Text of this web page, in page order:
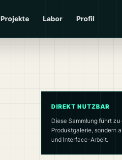
Projekte Labor Profil
DIREKT NUTZBAR
Diese Sammlung führt
Produktgalerie, sondern
und Interface-Arbeit.